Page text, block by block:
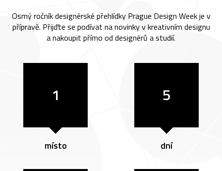
Osmý ročník designérské přehlídky Prague Design Week je v
přípravě. Přijďte se podívat na novinky v kreativním designu
a nakoupit přímo od designérů a studií.
1
místo
5
dní